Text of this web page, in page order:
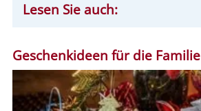
Lesen Sie auch:
Geschenkideen für die Familie